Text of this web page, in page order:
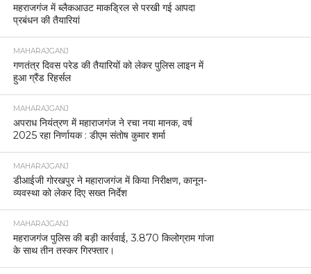
महराजगंज में ब्लैकआउट माकड्रिल से परखी गई आपदा
प्रबंधन की तैयारियां
MAHARAJGANJ
गणतंत्र दिवस परेड की तैयारियों को लेकर पुलिस लाइन में
हुआ ग्रैंड रिहर्सल
MAHARAJGANJ
अपराध नियंत्रण में महाराजगंज ने रचा नया मानक, वर्ष
2025 रहा निर्णायक : डीएम संतोष कुमार शर्मा
MAHARAJGANJ
डीआईजी गोरखपुर ने महाराजगंज में किया निरीक्षण, कानून-
व्यवस्था को लेकर दिए सख्त निर्देश
MAHARAJGANJ
महराजगंज पुलिस की बड़ी कार्रवाई, 3.870 किलोग्राम गांजा
के साथ तीन तस्कर गिरफ्तार।